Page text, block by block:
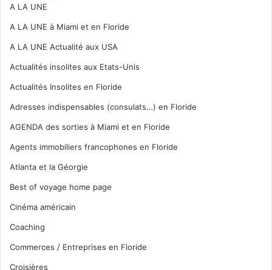
A LA UNE
A LA UNE à Miami et en Floride
A LA UNE Actualité aux USA
Actualités insolites aux Etats-Unis
Actualités Insolites en Floride
Adresses indispensables (consulats…) en Floride
AGENDA des sorties à Miami et en Floride
Agents immobiliers francophones en Floride
Atlanta et la Géorgie
Best of voyage home page
Cinéma américain
Coaching
Commerces / Entreprises en Floride
Croisières